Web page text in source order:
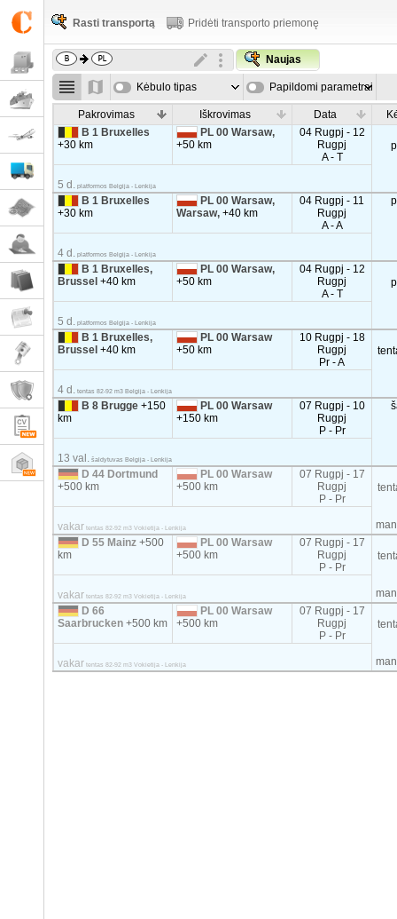
Rasti transportą Pridėti transporto priemonę
Naujas
Kėbulo tipas Papildomi parametrai
Pakrovimas Iškrovimas Data
B 1 Bruxelles
+30 km
PL 00 Warsaw,
+50 km
04 Rugpj - 12
Rugpj
A - T
5 d. platformos Belgija - Lenkija
B 1 Bruxelles
+30 km
PL 00 Warsaw,
Warsaw,+40 km
04 Rugpj - 11
Rugpj
A - A
4 d. platformos Belgija - Lenkija
B 1 Bruxelles,
Brussel+40 km
PL 00 Warsaw,
+50 km
04 Rugpj - 12
Rugpj
A - T
5 d. platformos Belgija - Lenkija
B 1 Bruxelles,
Brussel+40 km
PL 00 Warsaw
+50 km
10 Rugpj - 18
Rugpj
Pr - A
4 d. tentas 82-92 m3 Belgija - Lenkija
B 8 Brugge+150
km
PL 00 Warsaw
+150 km
07 Rugpj - 10
Rugpj
P - Pr
13 val. šaldytuvas Belgija - Lenkija
D 44 Dortmund
+500 km
PL 00 Warsaw
+500 km
07 Rugpj - 17
Rugpj
P - Pr
vakar tentas 82-92 m3 Vokietija - Lenkija
D 55 Mainz+500
km
PL 00 Warsaw
+500 km
07 Rugpj - 17
Rugpj
P - Pr
vakar tentas 82-92 m3 Vokietija - Lenkija
D 66
Saarbrucken+500 km
PL 00 Warsaw
+500 km
07 Rugpj - 17
Rugpj
P - Pr
vakar tentas 82-92 m3 Vokietija - Lenkija